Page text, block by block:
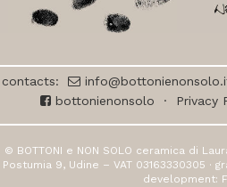
contacts:
bottonienonsolo · Privacy
© BOTTONI e NON SOLO ceramica di
Postumia 9, Udine – VAT 03163330305 ·
development: